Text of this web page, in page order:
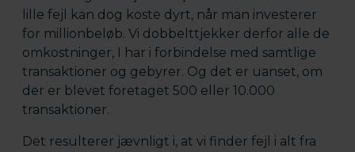
lille fejl kan dog koste dyrt, når man investerer
for millionbeløb. Vi dobbelttjekker derfor alle de
omkostninger, I har i forbindelse med samtlige
transaktioner og gebyrer. Og det er uanset, om
der er blevet foretaget 500 eller 10.000
transaktioner.
Det resulterer jævnligt i, at vi finder fejl i alt fra